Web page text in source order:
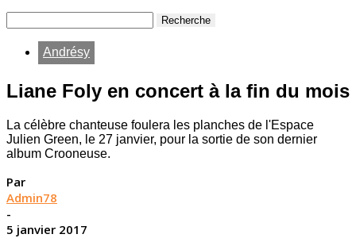
Andrésy
Liane Foly en concert à la fin du mois
La célèbre chanteuse foulera les planches de l'Espace
Julien Green, le 27 janvier, pour la sortie de son dernier
album Crooneuse.
Par
Admin78
-
5 janvier 2017